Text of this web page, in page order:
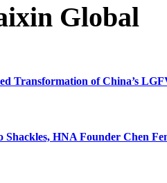
Global
Transformation of China’s
HNA Founder Chen